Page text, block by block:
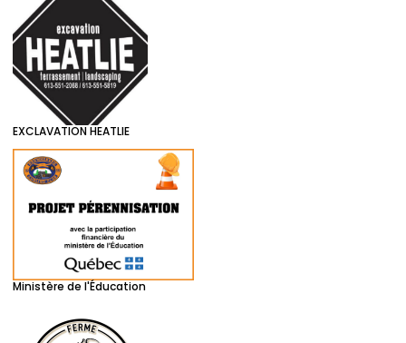
EXCLAVATION HEATLIE
Ministère de l'Éducation